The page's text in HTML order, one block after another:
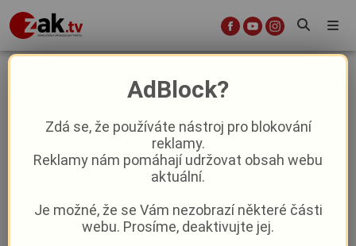
tanecni vecer
Kam se můžete vypravit na přelomu
září a října v Plzeňském kraji?
Kam se vypravíte během velikonočního
víkendu v Karlovarském kraji?
AdBlock?
Zdá se, že používáte nástroj pro blokování
reklamy.
Reklamy nám pomáhají udržovat obsah webu
aktuální.
Je možné, že se Vám nezobrazí některé části
webu. Prosíme, deaktivujte jej.